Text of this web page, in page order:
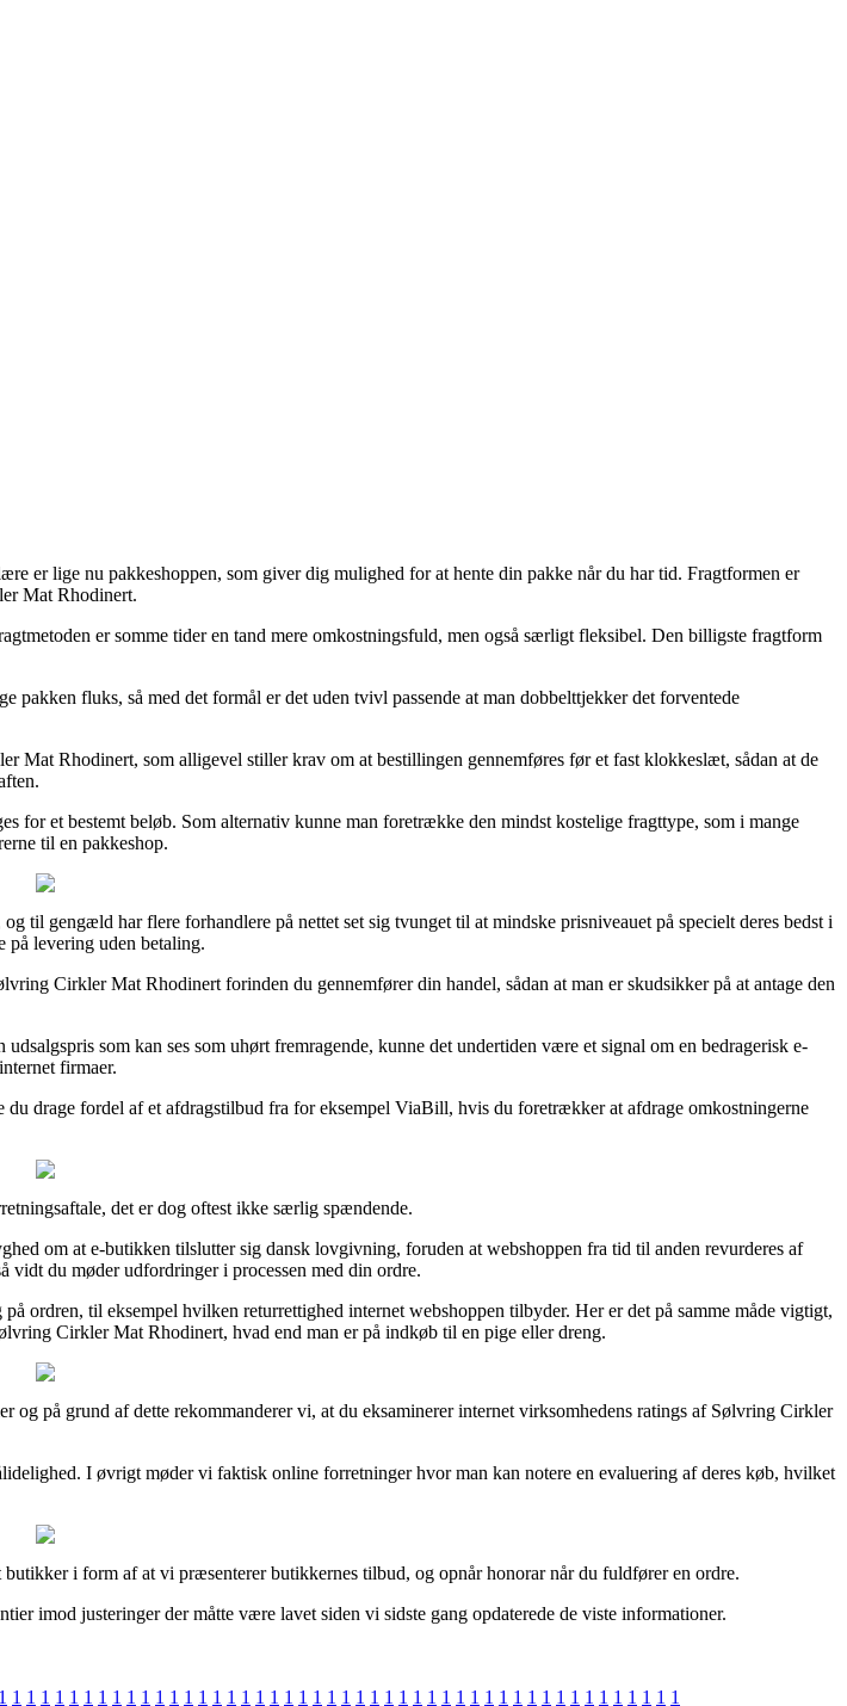
er lige nu pakkeshoppen, som giver dig mulighed for at hente din pakke når du har tid. Fragtformen er
Mat Rhodinert.
er somme tider en tand mere omkostningsfuld, men også særligt fleksibel. Den billigste fragtform
fluks, så med det formål er det uden tvivl passende at man dobbelttjekker det forventede
Mat Rhodinert, som alligevel stiller krav om at bestillingen gennemføres før et fast klokkeslæt, sådan at de
for et bestemt beløb. Som alternativ kunne man foretrække den mindst kostelige fragttype, som i mange
til en pakkeshop.
til gengæld har flere forhandlere på nettet set sig tvunget til at mindske prisniveauet på specielt deres bedst i
på levering uden betaling.
Cirkler Mat Rhodinert forinden du gennemfører din handel, sådan at man er skudsikker på at antage den
som kan ses som uhørt fremragende, kunne det undertiden være et signal om en bedragerisk e-
firmaer.
drage fordel af et afdragstilbud fra for eksempel ViaBill, hvis du foretrækker at afdrage omkostningerne
det er dog oftest ikke særlig spændende.
om at e-butikken tilslutter sig dansk lovgivning, foruden at webshoppen fra tid til anden revurderes af
vidt du møder udfordringer i processen med din ordre.
til eksempel hvilken returrettighed internet webshoppen tilbyder. Her er det på samme måde vigtigt,
Cirkler Mat Rhodinert, hvad end man er på indkøb til en pige eller dreng.
på grund af dette rekommanderer vi, at du eksaminerer internet virksomhedens ratings af Sølvring Cirkler
I øvrigt møder vi faktisk online forretninger hvor man kan notere en evaluering af deres køb, hvilket
i form af at vi præsenterer butikkernes tilbud, og opnår honorar når du fuldfører en ordre.
imod justeringer der måtte være lavet siden vi sidste gang opdaterede de viste informationer.
1 1 1 1 1 1 1 1 1 1 1 1 1 1 1 1 1 1 1 1 1 1 1 1 1 1 1 1 1 1 1 1 1 1 1 1 1 1 1 1 1 1 1 1 1 1 1 1